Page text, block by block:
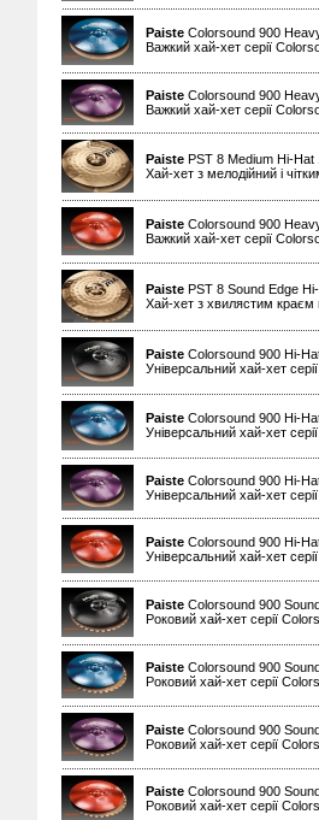
Paiste Colorsound 900
Важкий хай-хет серії
Paiste Colorsound 900
Важкий хай-хет серії
Paiste PST 8 Medium Hi-
Хай-хет з мелодійний і
Paiste Colorsound 900
Важкий хай-хет серії
Paiste PST 8 Sound Edge
Хай-хет з хвилястим краєм
Paiste Colorsound 900 Hi-
Універсальний хай-хет
Paiste Colorsound 900 Hi-
Універсальний хай-хет
Paiste Colorsound 900 Hi-
Універсальний хай-хет
Paiste Colorsound 900 Hi-
Універсальний хай-хет
Paiste Colorsound 900
Роковий хай-хет серії
Paiste Colorsound 900
Роковий хай-хет серії
Paiste Colorsound 900
Роковий хай-хет серії
Paiste Colorsound 900
Роковий хай-хет серії